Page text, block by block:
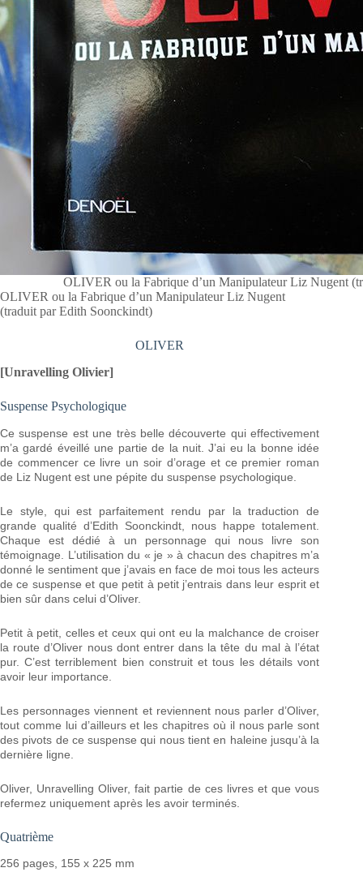
OLIVER ou la Fabrique d’un Manipulateur Liz Nugent
OLIVER ou la Fabrique d’un Manipulateur Liz Nugent
(traduit par Edith Soonckindt)
OLIVER
[Unravelling Olivier]
Suspense Psychologique
Ce suspense est une très belle découverte qui effectivement
m’a gardé éveillé une partie de la nuit. J’ai eu la bonne idée
de commencer ce livre un soir d’orage et ce premier roman
de Liz Nugent est une pépite du suspense psychologique.
Le style, qui est parfaitement rendu par la traduction de
grande qualité d’Edith Soonckindt, nous happe totalement.
Chaque est dédié à un personnage qui nous livre son
témoignage. L’utilisation du « je » à chacun des chapitres m’a
donné le sentiment que j’avais en face de moi tous les acteurs
de ce suspense et que petit à petit j’entrais dans leur esprit et
bien sûr dans celui d’Oliver.
Petit à petit, celles et ceux qui ont eu la malchance de croiser
la route d’Oliver nous dont entrer dans la tête du mal à l’état
pur. C’est terriblement bien construit et tous les détails vont
avoir leur importance.
Les personnages viennent et reviennent nous parler d’Oliver,
tout comme lui d’ailleurs et les chapitres où il nous parle sont
des pivots de ce suspense qui nous tient en haleine jusqu’à la
dernière ligne.
Oliver, Unravelling Oliver, fait partie de ces livres et que vous
refermez uniquement après les avoir terminés.
Quatrième
256 pages, 155 x 225 mm